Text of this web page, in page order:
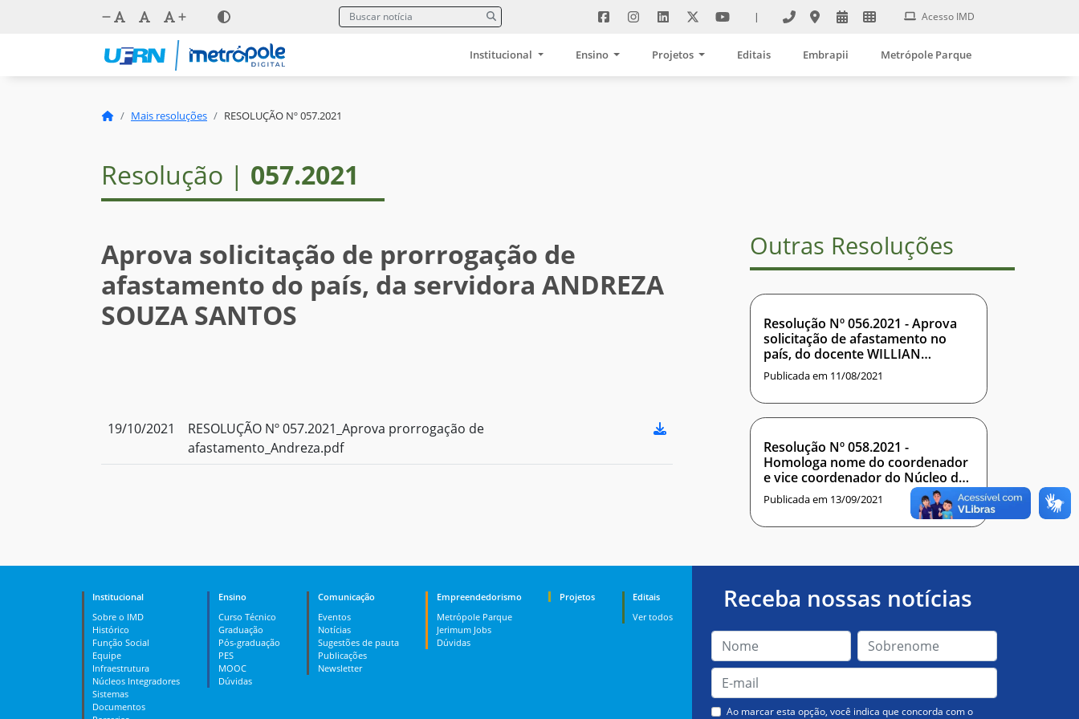
| Acesso IMD
Institucional Ensino Projetos Editais Embrapii Metrópole Parque
Mais resoluções RESOLUÇÃO Nº 057.2021
Resolução | 057.2021
Aprova solicitação de prorrogação de
afastamento do país, da servidora ANDREZA
SOUZA SANTOS
19/10/2021
RESOLUÇÃO Nº 057.2021_Aprova prorrogação de
afastamento_Andreza.pdf
Outras Resoluções
Resolução Nº 056.2021 - Aprova
solicitação de afastamento no
país, do docente WILLIAN
BRENNO DOS SANTOS OLIVEIRA
Publicada em 11/08/2021
Resolução Nº 058.2021 -
Homologa nome do coordenador
e vice coordenador do Núcleo de
Inteligência Artificial e Ciência de
Dados do IMD
Publicada em 13/09/2021
Institucional
Sobre o IMD
Histórico
Função Social
Equipe
Infraestrutura
Núcleos Integradores
Sistemas
Documentos
Ensino
Curso Técnico
Graduação
Pós-graduação
PES
MOOC
Dúvidas
Comunicação
Eventos
Notícias
Sugestões de pauta
Publicações
Newsletter
Empreendedorismo
Metrópole Parque
Jerimum Jobs
Dúvidas
Projetos
Editais
Ver todos
Receba nossas notícias
Ao marcar esta opção, você indica que concorda com o